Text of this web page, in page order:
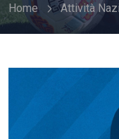
Home Attività